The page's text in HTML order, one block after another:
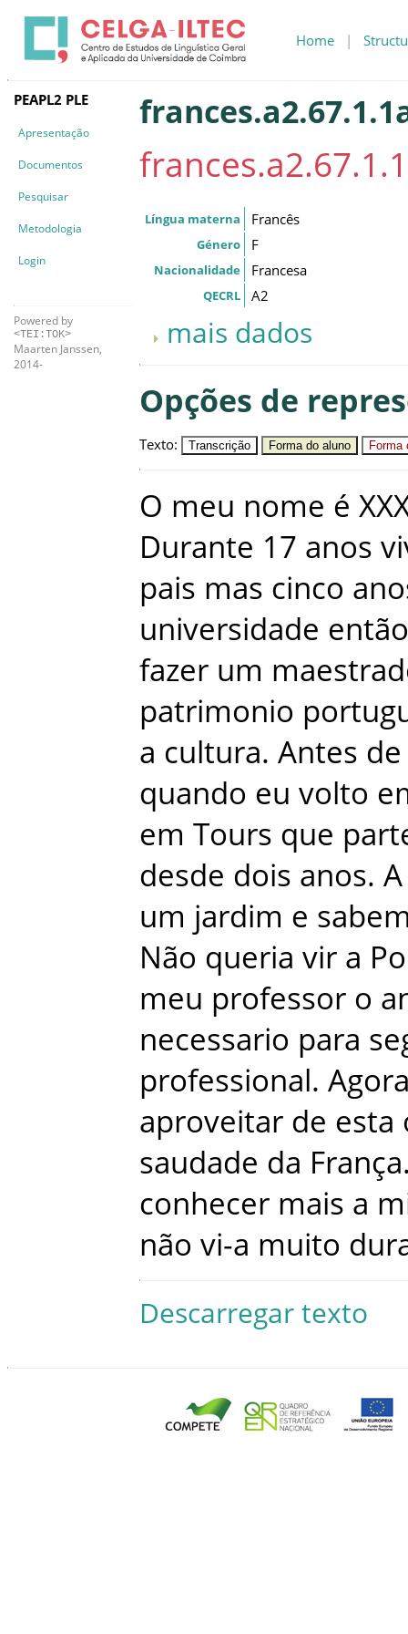
Home |
PEAPL2 PLE
Apresentação
Documentos
Pesquisar
Metodologia
Login
Powered by
<TEI:TOK>
Maarten Janssen,
2014-
Língua materna Francês
Género F
Nacionalidade Francesa
QECRL A2
mais dados
Opções de
Texto: Transcrição Forma do aluno Forma
O meu nome é
Durante 17 anos
pais mas cinco
universidade então
fazer um
patrimonio
a cultura. Antes de
quando eu volto
em Tours que
desde dois anos. A
um jardim e
Não queria vir a
meu professor o
necessario para
professional.
aproveitar de esta
saudade da França
conhecer mais a
não vi-a muito
Descarregar texto